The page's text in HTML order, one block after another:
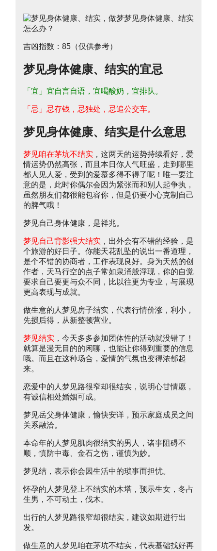
吉凶指数：85（仅供参考）
梦见身体健康、结实的宜忌
「宜」宜自言自语，宜喝酸奶，宜排队。
「忌」忌存钱，忌独处，忌追公交车。
梦见身体健康、结实是什么意思
梦见咱在茅坑不结实 ，这两天的运势持续看好，爱
情运势仍然高张，而且本日你人气旺盛，走到哪里
都人见人爱，受到的爱慕多得不得了呢！唯一要注
意的是，此时你偶尔会因为紧张而和别人起争执，
虽然朋友们都很能包容你，但是仍要小心克制自己
的脾气哦！
梦见自己身体健康，是祥兆。
梦见自己背影强大结实 ，出外会有不错的经验，是
个旅游的好日子。你能天花乱坠的说出一番道理，
是个不错的协商者，工作表现良好。身为天然的创
作者，天马行空的点子常如泉涌般浮现，你的自觉
要求自己要更与众不同，比以往更为专业，与展现
更高表现与成就。
做生意的人梦见房子结实，代表行情价涨，利小，
先损后得，从新整顿营业。
梦见结实 ，今天多多参加团体性的活动就没错了！
就算是漫无目的的闲聊，也能让你得到重要的信息
哦。而且在这种场合，爱情的气氛也变得浓郁起
来。
恋爱中的人梦见路很窄却很结实，说明心甘情愿，
有诚信相处婚姻可成。
梦见岳父身体健康，愉快安详，预示家庭成员之间
关系融洽。
本命年的人梦见肌肉很结实的男人，诸事阻碍不
顺，慎防中毒、金石之伤，谨慎为妙。
梦见结，表示你会因生活中的琐事而担忧。
怀孕的人梦见登上不结实的木塔，预示生女，冬占
生男，不可动土，伐木。
出行的人梦见路很窄却很结实，建议如期进行出
发。
做生意的人梦见咱在茅坑不结实，代表基础找好再